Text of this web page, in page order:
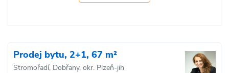
Prodej bytu, 2+1, 67 m²
Stromořadí, Dobřany, okr. Plzeň-jih